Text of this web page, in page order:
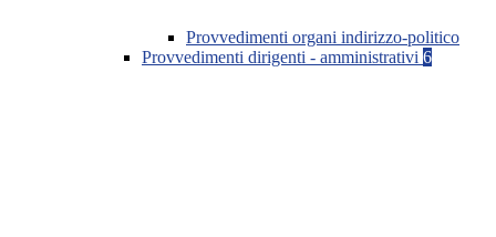
Provvedimenti organi indirizzo-politico
Provvedimenti dirigenti - amministrativi 6